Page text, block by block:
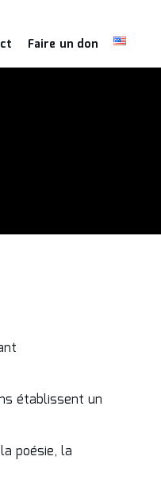
Faire un don
établissent un
poésie, la